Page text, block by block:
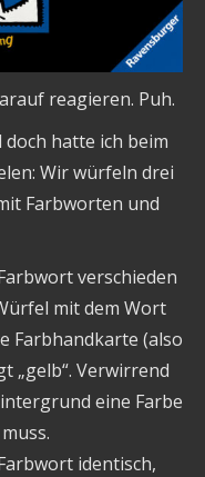
reagieren. Puh.
hatte ich beim
Wir würfeln drei
Farbworten und
verschieden
mit dem Wort
Farbhandkarte (also
„gelb“. Verwirrend
eine Farbe
identisch,